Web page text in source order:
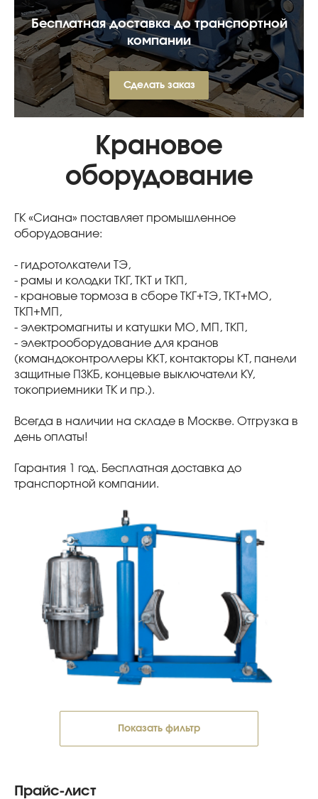
Бесплатная доставка до транспортной
компании
Сделать заказ
Крановое
оборудование
ГК «Сиана» поставляет промышленное
оборудование:
- гидротолкатели ТЭ,
- рамы и колодки ТКГ, ТКТ и ТКП,
- крановые тормоза в сборе ТКГ+ТЭ, ТКТ+МО,
ТКП+МП,
- электромагниты и катушки МО, МП, ТКП,
- электрооборудование для кранов
(командоконтроллеры ККТ, контакторы КТ, панели
защитные ПЗКБ, концевые выключатели КУ,
токоприемники ТК и пр.).
Всегда в наличии на складе в Москве. Отгрузка в
день оплаты!
Гарантия 1 год. Бесплатная доставка до
транспортной компании.
Показать фильтр
Прайс-лист